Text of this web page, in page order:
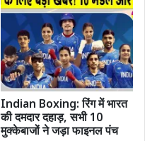
Indian Boxing: रिंग में भारत
की दमदार दहाड़, सभी 10
मुक्केबाजों ने जड़ा फाइनल पंच